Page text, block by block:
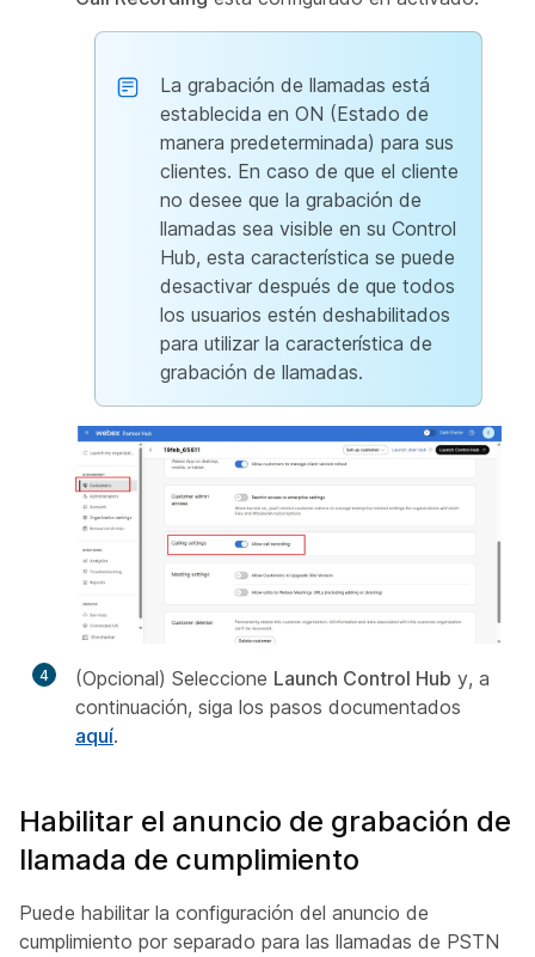
La grabación de llamadas está
establecida en ON (Estado de
manera predeterminada) para sus
clientes. En caso de que el cliente
no desee que la grabación de
llamadas sea visible en su Control
Hub, esta característica se puede
desactivar después de que todos
los usuarios estén deshabilitados
para utilizar la característica de
grabación de llamadas.
4 (Opcional) Seleccione Launch Control Hub y, a
continuación, siga los pasos documentados
aquí.
Habilitar el anuncio de grabación de
llamada de cumplimiento
Puede habilitar la configuración del anuncio de
cumplimiento por separado para las llamadas de PSTN